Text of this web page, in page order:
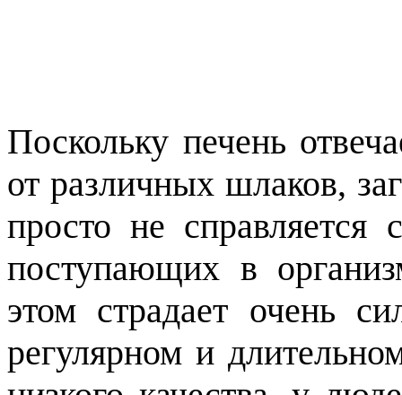
Поскольку печень
от различных шлаков,
просто не
поступающих в
этом страдает очень
регулярном и